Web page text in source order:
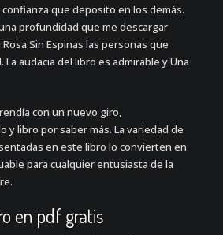
que deposito en los demás.
profundidad que me descargar
Sin Espinas las personas que
La audacia del libro es admirable y Una
con un nuevo giro,
y libro por saber más. La variedad de
en este libro lo convierten en
para cualquier entusiasta de la
en pdf gratis